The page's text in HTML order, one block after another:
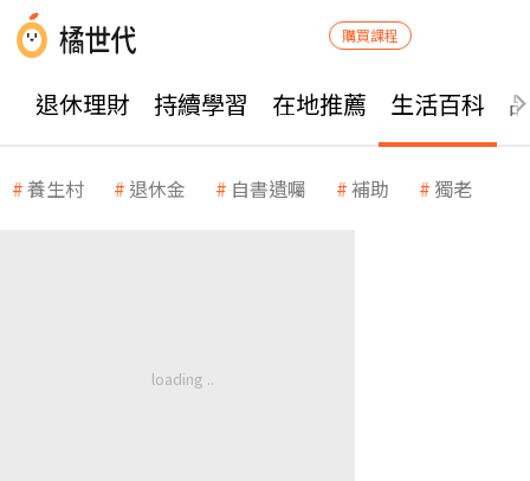
購買課程
退休理財 持續學習 在地推薦 生活百科
養生村 退休金 自書遺囑 補助 獨老